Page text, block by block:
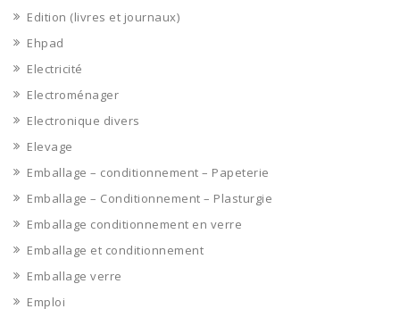
Edition (livres et journaux)
Ehpad
Electricité
Electroménager
Electronique divers
Elevage
Emballage – conditionnement – Papeterie
Emballage – Conditionnement – Plasturgie
Emballage conditionnement en verre
Emballage et conditionnement
Emballage verre
Emploi